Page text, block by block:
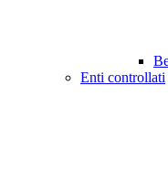
Enti controllati